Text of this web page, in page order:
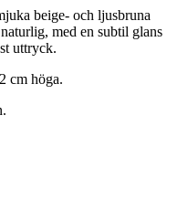
beige- och ljusbruna
med en subtil glans
uttryck.
cm höga.